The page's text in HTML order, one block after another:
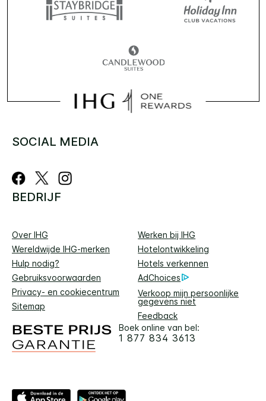
SOCIAL MEDIA
BEDRIJF
Over IHG
Werken bij IHG
Wereldwijde IHG-merken
Hotelontwikkeling
Hulp nodig?
Hotels verkennen
Gebruiksvoorwaarden
AdChoices
Privacy- en cookiecentrum
Verkoop mijn persoonlijke
gegevens niet
Sitemap
Feedback
Boek online van bel:
1 877 834 3613